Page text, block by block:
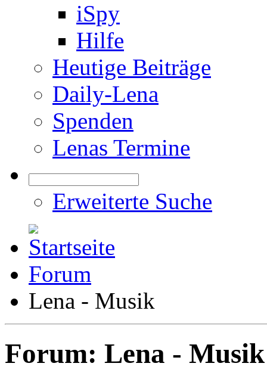
iSpy
Hilfe
Heutige Beiträge
Daily-Lena
Spenden
Lenas Termine
Erweiterte Suche
Forum
Lena - Musik
Forum: Lena - Musik